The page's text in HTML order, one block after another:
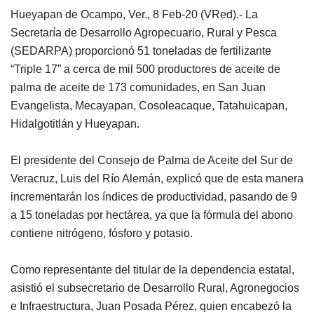
Hueyapan de Ocampo, Ver., 8 Feb-20 (VRed).- La
Secretaría de Desarrollo Agropecuario, Rural y Pesca
(SEDARPA) proporcionó 51 toneladas de fertilizante
“Triple 17” a cerca de mil 500 productores de aceite de
palma de aceite de 173 comunidades, en San Juan
Evangelista, Mecayapan, Cosoleacaque, Tatahuicapan,
Hidalgotitlán y Hueyapan.
El presidente del Consejo de Palma de Aceite del Sur de
Veracruz, Luis del Río Alemán, explicó que de esta manera
incrementarán los índices de productividad, pasando de 9
a 15 toneladas por hectárea, ya que la fórmula del abono
contiene nitrógeno, fósforo y potasio.
Como representante del titular de la dependencia estatal,
asistió el subsecretario de Desarrollo Rural, Agronegocios
e Infraestructura, Juan Posada Pérez, quien encabezó la